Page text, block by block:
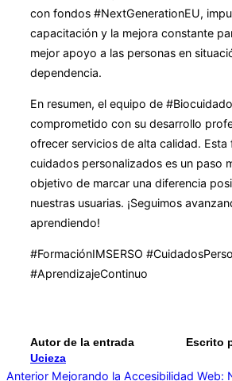
con fondos #NextGenerationEU,
capacitación y la mejora constante
mejor apoyo a las personas en
dependencia.
En resumen, el equipo de
comprometido con su desarrollo
ofrecer servicios de alta calidad. Esta
cuidados personalizados es un paso
objetivo de marcar una diferencia
nuestras usuarias. ¡Seguimos
aprendiendo!
#FormaciónIMSERSO
#AprendizajeContinuo
Autor de la entrada Escrito
Ucieza
Anterior
Anterior Mejorando la Accesibilidad Web: